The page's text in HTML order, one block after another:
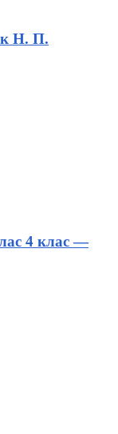
Н. П.
4 клас —